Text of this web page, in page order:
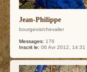
Jean-Philippe
bourgeois/chevalier
Messages: 176
Inscrit le: 06 Avr 2012, 14:31